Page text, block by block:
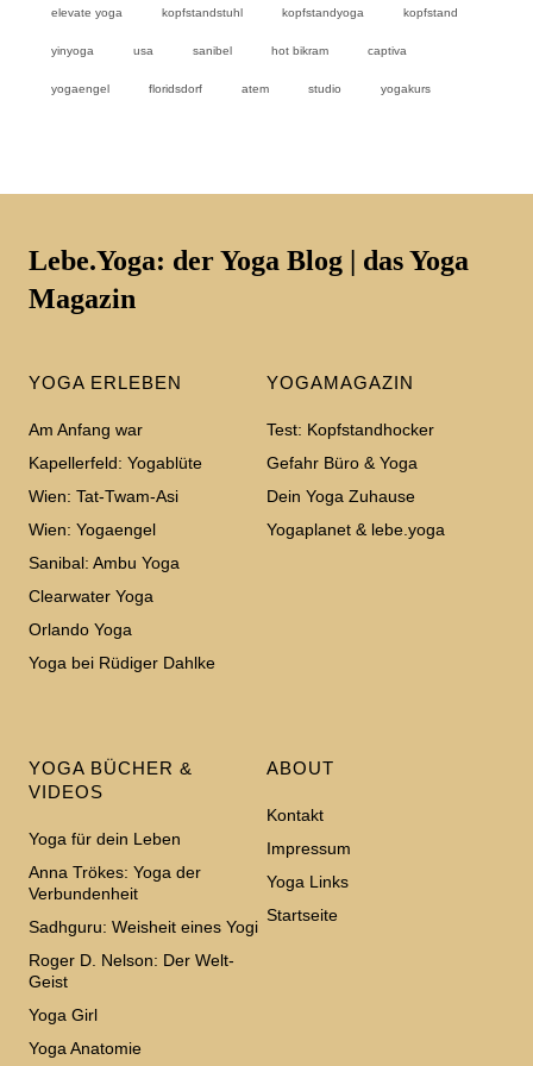
elevate yoga kopfstandstuhl kopfstandyoga kopfstand
yinyoga usa sanibel hot bikram captiva
yogaengel floridsdorf atem studio yogakurs
Lebe.Yoga: der Yoga Blog | das Yoga
Magazin
YOGA ERLEBEN
Am Anfang war
Kapellerfeld: Yogablüte
Wien: Tat-Twam-Asi
Wien: Yogaengel
Sanibal: Ambu Yoga
Clearwater Yoga
Orlando Yoga
Yoga bei Rüdiger Dahlke
YOGAMAGAZIN
Test: Kopfstandhocker
Gefahr Büro & Yoga
Dein Yoga Zuhause
Yogaplanet & lebe.yoga
YOGA BÜCHER &
VIDEOS
Yoga für dein Leben
Anna Trökes: Yoga der
Verbundenheit
Sadhguru: Weisheit eines Yogi
Roger D. Nelson: Der Welt-
Geist
Yoga Girl
Yoga Anatomie
ABOUT
Kontakt
Impressum
Yoga Links
Startseite